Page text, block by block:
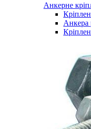
Анкерне
Анкера